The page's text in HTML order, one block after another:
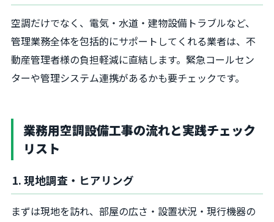
空調だけでなく、電気・水道・建物設備トラブルなど、
管理業務全体を包括的にサポートしてくれる業者は、不
動産管理者様の負担軽減に直結します。緊急コールセン
ターや管理システム連携があるかも要チェックです。
業務用空調設備工事の流れと実践チェック
リスト
1. 現地調査・ヒアリング
まずは現地を訪れ、部屋の広さ・設置状況・現行機器の